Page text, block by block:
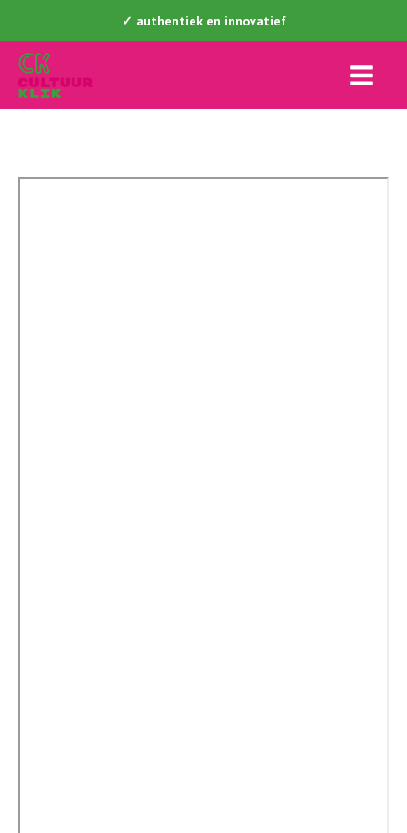
✓ authentiek en innovatief